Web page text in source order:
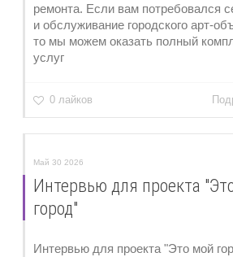
ремонта. Если вам потребовался
и обслуживание городского арт-
то мы можем оказать полный
услуг
0 лайков
Май 30 2026
Интервью для проекта
город"
Интервью для проекта "Это мой